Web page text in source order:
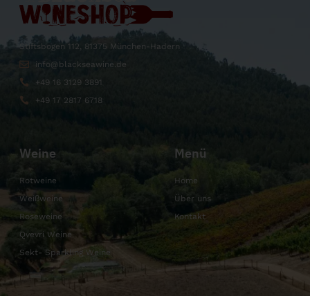
Stiftsbogen 112, 81375 München-Hadern
info@blackseawine.de
+49 16 3129 3891
+49 17 2817 6718
Weine
Rotweine
Weißweine
Roseweine
Qvevri Weine
Sekt- Sparkling Weine
Menü
Home
Über uns
Kontakt